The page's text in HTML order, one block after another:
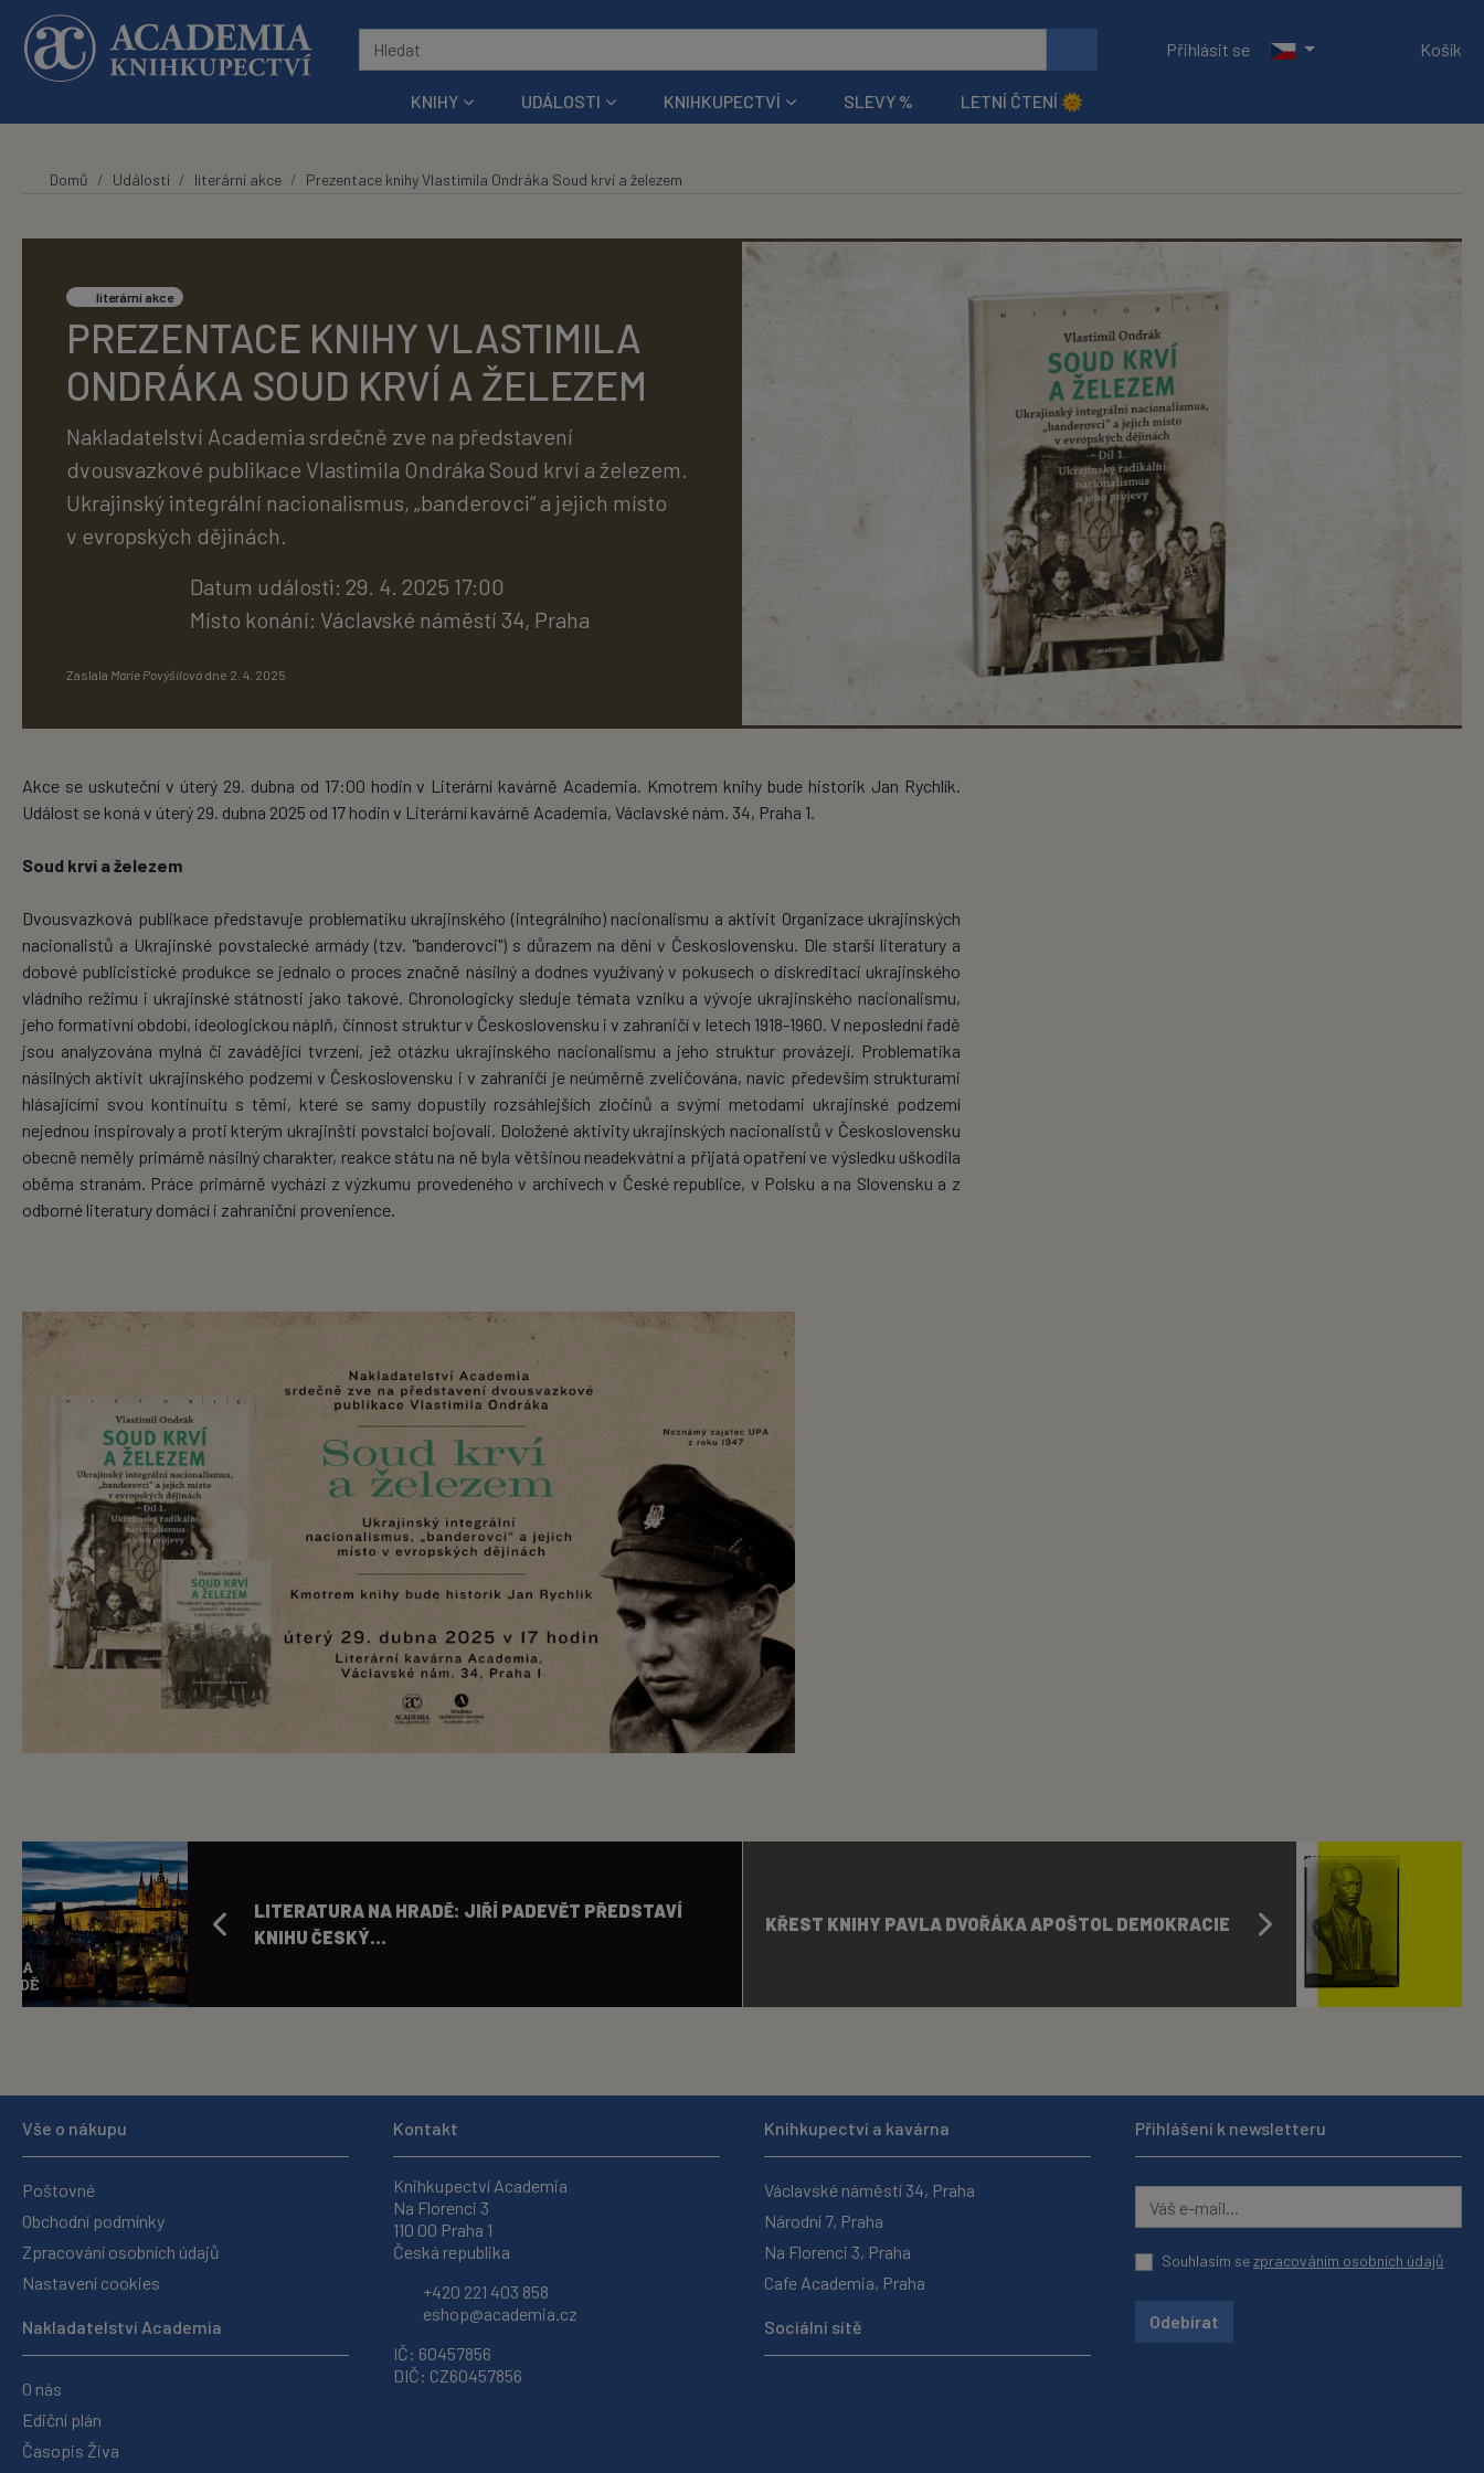
Přeskočit na hlavní obsah
Přihlásit se
Košík
KNIHY UDÁLOSTI KNIHKUPECTVÍ SLEVY % LETNÍ ČTENÍ 🌞
Domů Události literární akce Prezentace knihy Vlastimila Ondráka Soud krví a železem
literární akce
PREZENTACE KNIHY VLASTIMILA
ONDRÁKA SOUD KRVÍ A ŽELEZEM
Nakladatelství Academia srdečně zve na představení
dvousvazkové publikace Vlastimila Ondráka Soud krví a železem.
Ukrajinský integrální nacionalismus, „banderovci“ a jejich místo
v evropských dějinách.
Datum události: 29. 4. 2025 17:00
Místo konání: Václavské náměstí 34, Praha
Zaslala Marie Povýšilová dne 2. 4. 2025
Akce se uskuteční v úterý 29. dubna od 17:00 hodin v Literární kavárně Academia. Kmotrem knihy bude historik Jan Rychlík.
Událost se koná v úterý 29. dubna 2025 od 17 hodin v Literární kavárně Academia, Václavské nám. 34, Praha 1.
Soud krví a železem
Dvousvazková publikace představuje problematiku ukrajinského (integrálního) nacionalismu a aktivit Organizace ukrajinských
nacionalistů a Ukrajinské povstalecké armády (tzv. "banderovci") s důrazem na dění v Československu. Dle starší literatury a
dobové publicistické produkce se jednalo o proces značně násilný a dodnes využívaný v pokusech o diskreditaci ukrajinského
vládního režimu i ukrajinské státnosti jako takové. Chronologicky sleduje témata vzniku a vývoje ukrajinského nacionalismu,
jeho formativní období, ideologickou náplň, činnost struktur v Československu i v zahraničí v letech 1918-1960. V neposlední řadě
jsou analyzována mylná či zavádějící tvrzení, jež otázku ukrajinského nacionalismu a jeho struktur provázejí. Problematika
násilných aktivit ukrajinského podzemí v Československu i v zahraničí je neúměrně zveličována, navíc především strukturami
hlásajícími svou kontinuitu s těmi, které se samy dopustily rozsáhlejších zločinů a svými metodami ukrajinské podzemí
nejednou inspirovaly a proti kterým ukrajinští povstalci bojovali. Doložené aktivity ukrajinských nacionalistů v Československu
obecně neměly primárně násilný charakter, reakce státu na ně byla většinou neadekvátní a přijatá opatření ve výsledku uškodila
oběma stranám. Práce primárně vychází z výzkumu provedeného v archivech v České republice, v Polsku a na Slovensku a z
odborné literatury domácí i zahraniční provenience.
LITERATURA NA HRADĚ: JIŘÍ PADEVĚT PŘEDSTAVÍ
KNIHU ČESKÝ...
KŘEST KNIHY PAVLA DVOŘÁKA APOŠTOL DEMOKRACIE
Vše o nákupu
Poštovné
Obchodní podmínky
Zpracování osobních údajů
Nastavení cookies
Nakladatelství Academia
O nás
Ediční plán
Časopis Živa
Kontakt
Knihkupectví Academia
Na Florenci 3
110 00 Praha 1
Česká republika
+420 221 403 858
eshop@academia.cz
IČ: 60457856
DIČ: CZ60457856
Knihkupectví a kavárna
Václavské náměstí 34, Praha
Národní 7, Praha
Na Florenci 3, Praha
Cafe Academia, Praha
Sociální sítě
Přihlášení k newsletteru
Souhlasím sezpracováním osobních údajů
Odebírat